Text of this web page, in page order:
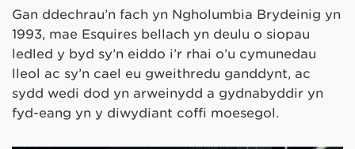
Gan ddechrau’n fach yn Ngholumbia Brydeinig yn
1993, mae Esquires bellach yn deulu o siopau
ledled y byd sy’n eiddo i’r rhai o’u cymunedau
lleol ac sy’n cael eu gweithredu ganddynt, ac
sydd wedi dod yn arweinydd a gydnabyddir yn
fyd-eang yn y diwydiant coffi moesegol.